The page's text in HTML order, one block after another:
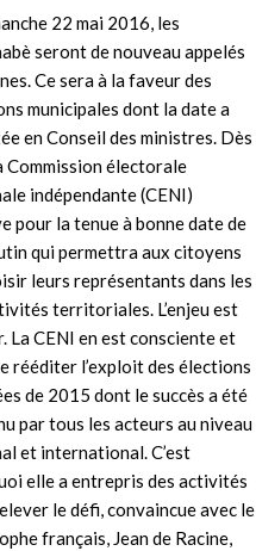
22 mai 2016, les
seront de nouveau appelés
Ce sera à la faveur des
municipales dont la date a
en Conseil des ministres. Dès
Commission électorale
indépendante (CENI)
pour la tenue à bonne date de
qui permettra aux citoyens
leurs représentants dans les
territoriales. L’enjeu est
La CENI en est consciente et
rééditer l’exploit des élections
de 2015 dont le succès a été
par tous les acteurs au niveau
et international. C’est
elle a entrepris des activités
le défi, convaincue avec le
français, Jean de Racine,